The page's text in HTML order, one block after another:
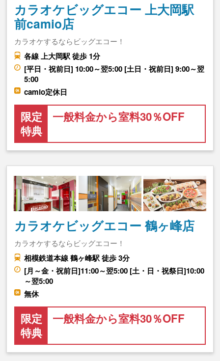
カラオケビッグエコー 上大岡駅
前camio店
カラオケするならビッグエコー！
各線 上大岡駅 徒歩 1分
[平日・祝前日] 10:00～翌5:00 [土日・祝前日] 9:00～翌
5:00
camio定休日
限定
特典
一般料金から室料30％OFF
カラオケビッグエコー 鶴ヶ峰店
カラオケするならビッグエコー！
相模鉄道本線 鶴ヶ峰駅 徒歩 3分
[月～金・祝前日]11:00～翌5:00 [土・日・祝祭日]10:00
～翌5:00
無休
限定
特典
一般料金から室料30％OFF